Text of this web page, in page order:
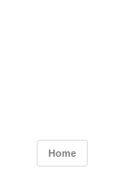
Home